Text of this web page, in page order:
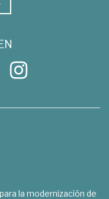
la modernización de